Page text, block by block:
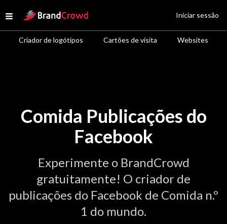
Open menu
Site Logo
Criador de logótipos Cartões de visita Websites
Iniciar sessão
Comida Publicações do
Facebook
Experimente o BrandCrowd
gratuitamente! O criador de
publicações do Facebook de Comida n.º
1 do mundo.